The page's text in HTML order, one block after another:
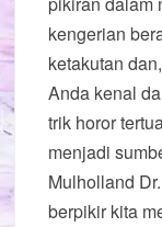
kengerian
ketakutan
Anda kenal
trik horor
menjadi
Mulholland
berpikir kita